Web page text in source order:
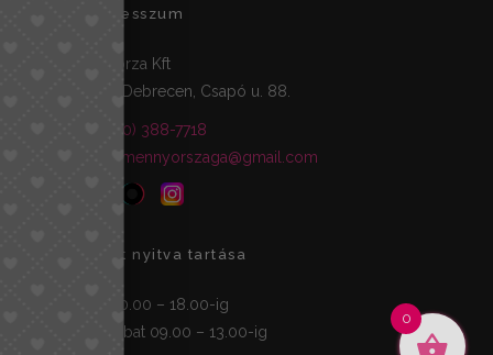
Impresszum
TS-Forza Kft
4029 Debrecen, Csapó u. 88.
+36 (70) 388-7718
cipokmennyorszaga@gmail.com
Üzlet nyitva tartása
H-P 10.00 – 18.00-ig
Szombat 09.00 – 13.00-ig
0